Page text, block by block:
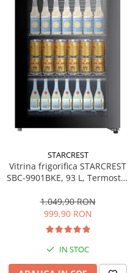
STARCREST
Vitrina frigorifica STARCREST
SBC-9901BKE, 93 L, Termostat
sticla, H 84.5 cm, Negru
1.049,90 RON
999,90 RON
IN STOC